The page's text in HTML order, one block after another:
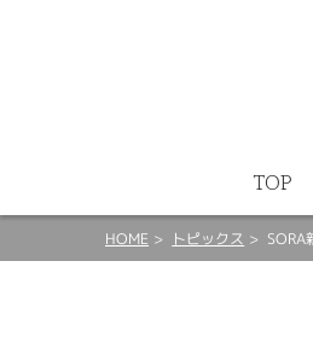
TOP
HOME トピックス SORA